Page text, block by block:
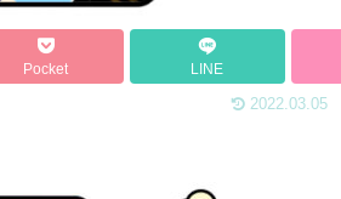
Pocket LINE
2022.03.05